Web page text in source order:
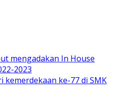
mengadakan In House
2023
kemerdekaan ke-77 di SMK